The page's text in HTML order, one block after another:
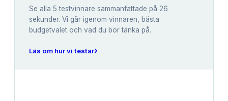
Se alla 5 testvinnare sammanfattade på 26
sekunder. Vi går igenom vinnaren, bästa
budgetvalet och vad du bör tänka på.
Läs om hur vi testar›